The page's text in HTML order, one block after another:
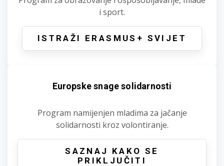
i sport.
ISTRAŽI ERASMUS+ SVIJET
Europske snage solidarnosti
Program namijenjen mladima za jačanje
solidarnosti kroz volontiranje.
SAZNAJ KAKO SE
PRIKLJUČITI